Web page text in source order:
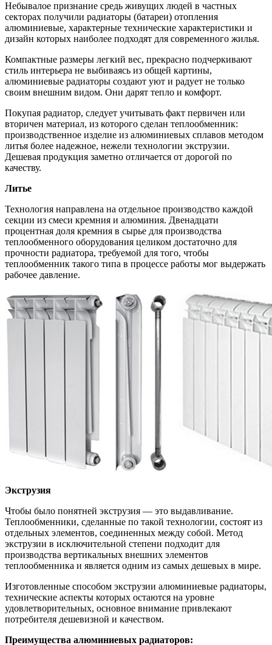
Небывалое признание средь живущих людей в частных
секторах получили радиаторы (батареи) отопления
алюминиевые, характерные технические характеристики и
дизайн которых наиболее подходят для современного жилья.
Компактные размеры легкий вес, прекрасно подчеркивают
стиль интерьера не выбиваясь из общей картины,
алюминиевые радиаторы создают уют и радует не только
своим внешним видом. Они дарят тепло и комфорт.
Покупая радиатор, следует учитывать факт первичен или
вторичен материал, из которого сделан теплообменник:
производственное изделие из алюминиевых сплавов методом
литья более надежное, нежели технологии экструзии.
Дешевая продукция заметно отличается от дорогой по
качеству.
Литье
Технология направлена на отдельное производство каждой
секции из смеси кремния и алюминия. Двенадцати
процентная доля кремния в сырье для производства
теплообменного оборудования целиком достаточно для
прочности радиатора, требуемой для того, чтобы
теплообменник такого типа в процессе работы мог выдержать
рабочее давление.
Экструзия
Чтобы было понятней экструзия — это выдавливание.
Теплообменники, сделанные по такой технологии, состоят из
отдельных элементов, соединенных между собой. Метод
экструзии в исключительной степени подходит для
производства вертикальных внешних элементов
теплообменника и является одним из самых дешевых в мире.
Изготовленные способом экструзии алюминиевые радиаторы,
технические аспекты которых остаются на уровне
удовлетворительных, основное внимание привлекают
потребителя дешевизной и качеством.
Преимущества алюминиевых радиаторов: